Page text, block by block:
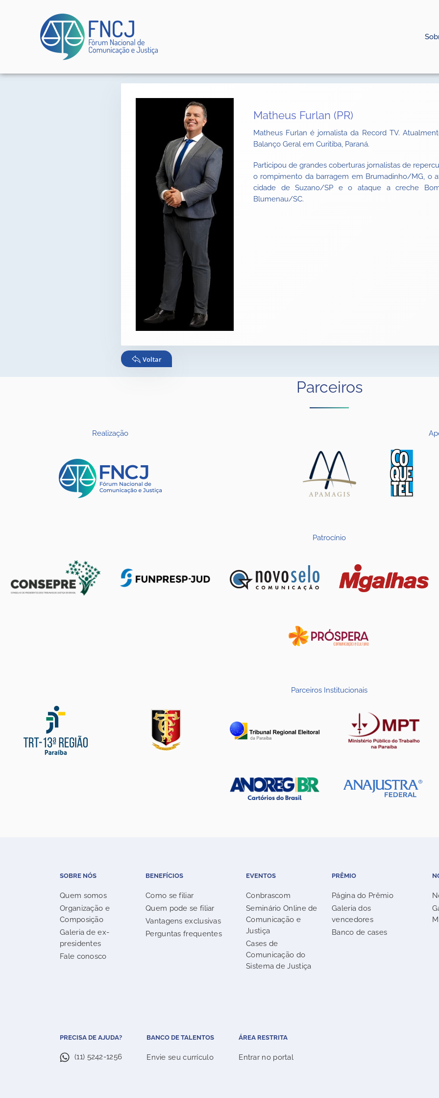
Matheus Furlan (PR)
Matheus Furlan é jornalista da Record TV.
Balanço Geral em Curitiba, Paraná.
Participou de grandes coberturas jornalistas de
o rompimento da barragem em Brumadinho/MG, o
cidade de Suzano/SP e o ataque a creche
Blumenau/SC.
Voltar
Parceiros
Realização
Patrocínio
Parceiros Institucionais
SOBRE NÓS
Quem somos
Organização e
Composição
Galeria de ex-
presidentes
Fale conosco
BENEFÍCIOS
Como se filiar
Quem pode se filiar
Vantagens exclusivas
Perguntas frequentes
EVENTOS
Conbrascom
Seminário Online de
Comunicação e
Justiça
Cases de
Comunicação do
Sistema de Justiça
PRÊMIO
Página do Prêmio
Galeria dos
vencedores
Banco de cases
PRECISA DE AJUDA?
(11) 5242-1256
BANCO DE TALENTOS
Envie seu currículo
ÁREA RESTRITA
Entrar no portal